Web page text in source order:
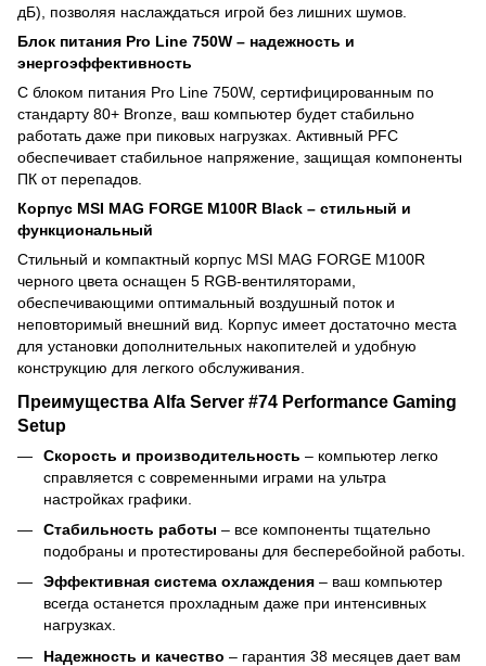
дБ), позволяя наслаждаться игрой без лишних шумов.
Блок питания Pro Line 750W – надежность и
энергоэффективность
С блоком питания Pro Line 750W, сертифицированным по
стандарту 80+ Bronze, ваш компьютер будет стабильно
работать даже при пиковых нагрузках. Активный PFC
обеспечивает стабильное напряжение, защищая компоненты
ПК от перепадов.
Корпус MSI MAG FORGE M100R Black – стильный и
функциональный
Стильный и компактный корпус MSI MAG FORGE M100R
черного цвета оснащен 5 RGB-вентиляторами,
обеспечивающими оптимальный воздушный поток и
неповторимый внешний вид. Корпус имеет достаточно места
для установки дополнительных накопителей и удобную
конструкцию для легкого обслуживания.
Преимущества Alfa Server #74 Performance Gaming
Setup
Скорость и производительность – компьютер легко
справляется с современными играми на ультра
настройках графики.
Стабильность работы – все компоненты тщательно
подобраны и протестированы для бесперебойной работы.
Эффективная система охлаждения – ваш компьютер
всегда останется прохладным даже при интенсивных
нагрузках.
Надежность и качество – гарантия 38 месяцев дает вам